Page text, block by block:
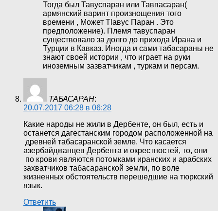
Тогда был Тавуспаран или Тавпасаран(
армянский варинт произнощения того
времени , Может Тlавус Паран . Это
предположение). Племя тавуспаран
существовало за долго до прихода Ирана и
Турции в Кавказ. Иногда и сами табасараны не
знают своей истории , что играет на руки
иноземным зазватчикам , туркам и персам.
ТАБАСАРАН:
20.07.2017 06:28 в 06:28
Какие народы не жили в Дербенте, он был, есть и
останется дагестанским городом расположенной на
древней табасаранской земле. Что касается
азербайджанцев Дербента и окрестностей, то, они
по крови являются потомками иранских и арабских
захватчиков табасаранской земли, по воле
жизненных обстоятельств перешедшие на тюркский
язык.
Ответить